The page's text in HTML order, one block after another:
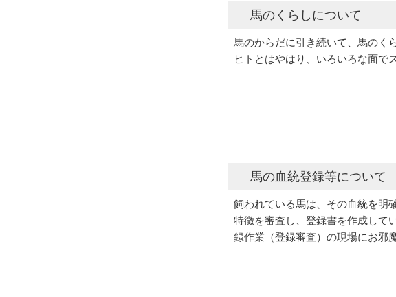
馬のくらしについて
馬のからだに引き続いて、馬のく
ヒトとはやはり、いろいろな面で
馬の血統登録等について
飼われている馬は、その血統を明
特徴を審査し、登録書を作成して
録作業（登録審査）の現場にお邪